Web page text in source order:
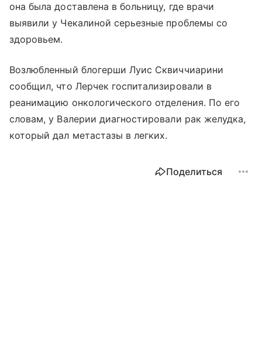
она была доставлена в больницу, где врачи
выявили у Чекалиной серьезные проблемы со
здоровьем.
Возлюбленный блогерши Луис Сквиччиарини
сообщил, что Лерчек госпитализировали в
реанимацию онкологического отделения. По его
словам, у Валерии диагностировали рак желудка,
который дал метастазы в легких.
Поделиться